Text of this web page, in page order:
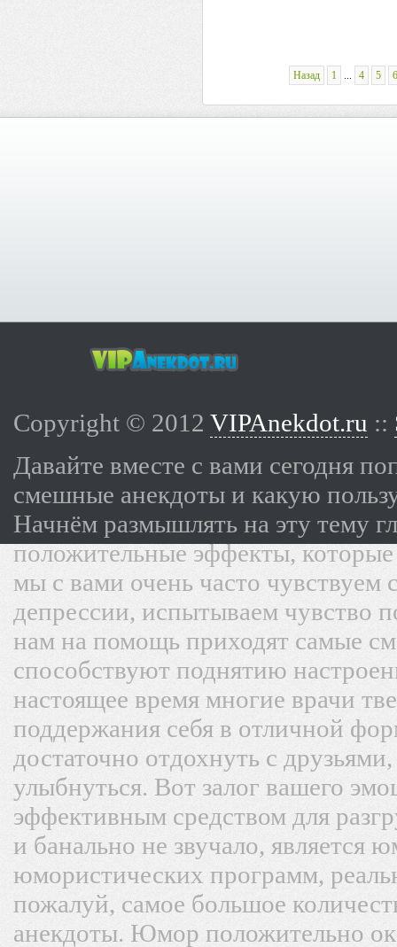
Назад 1 ... 4 5 6
Copyright © 2012 VIPAnekdot.ru ::
Давайте вместе с вами сегодня
смешные анекдоты и какую
Начнём размышлять на эту тему
положительные эффекты,
мы с вами очень часто чувствуем
депрессии, испытываем чувство
нам на помощь приходят самые
способствуют поднятию
настоящее время многие врачи
поддержания себя в отличной
достаточно отдохнуть с
улыбнуться. Вот залог вашего
эффективным средством для
и банально не звучало, является
юмористических программ,
пожалуй, самое большое
анекдоты. Юмор положительно